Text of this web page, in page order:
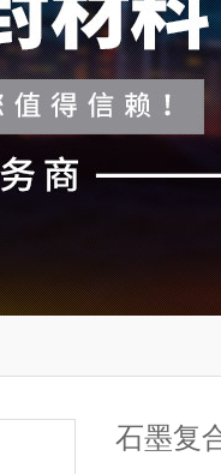
石墨复